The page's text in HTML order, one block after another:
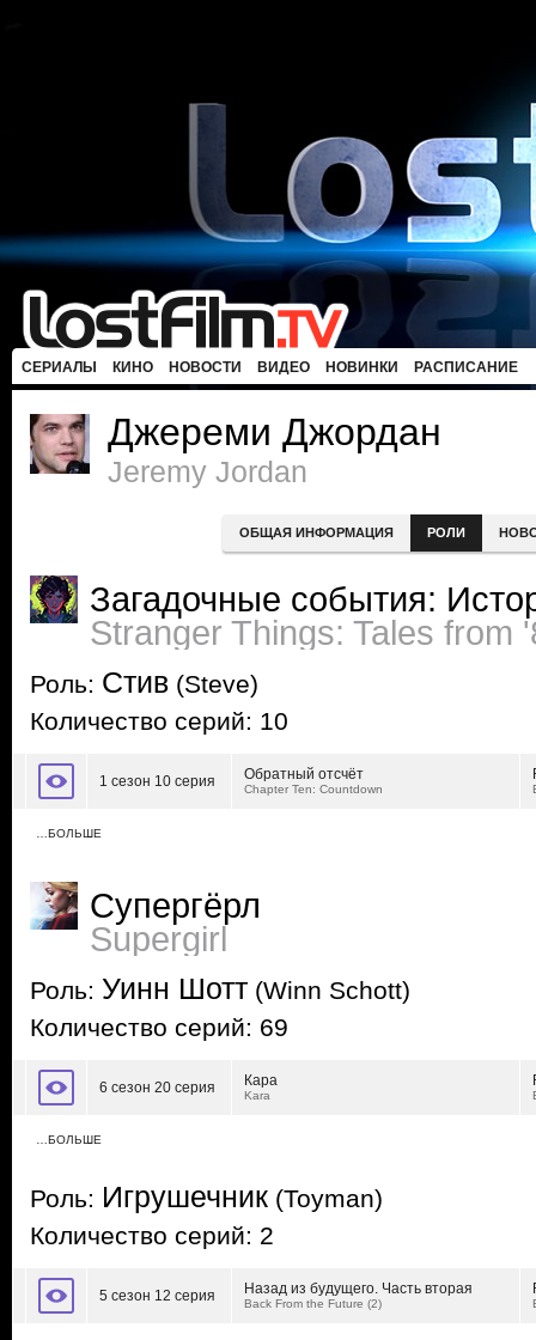
СЕРИАЛЫ КИНО НОВОСТИ ВИДЕО НОВИНКИ РАСПИСАНИЕ
Джереми Джордан
Jeremy Jordan
ОБЩАЯ ИНФОРМАЦИЯ РОЛИ
Загадочные события:
Stranger Things: Tales from
Роль: Стив (Steve)
Количество серий: 10
1 сезон 10 серия Обратный отсчёт
Chapter Ten: Countdown
…БОЛЬШЕ
Супергёрл
Supergirl
Роль: Уинн Шотт (Winn Schott)
Количество серий: 69
6 сезон 20 серия Кара
Kara
…БОЛЬШЕ
Роль: Игрушечник (Toyman)
Количество серий: 2
5 сезон 12 серия Назад из будущего. Часть вторая
Back From the Future (2)